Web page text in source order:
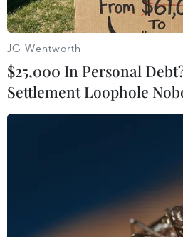
Theo dõi VietnamPlus
JG Wentworth
$25,000 In Personal
Settlement Loophole